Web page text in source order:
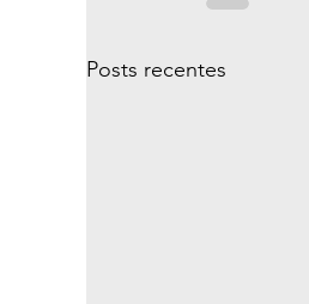
Posts recentes